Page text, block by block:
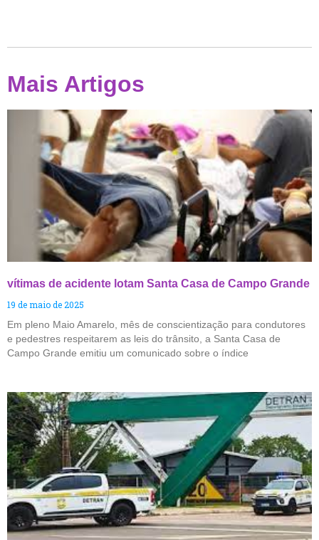
Mais Artigos
vítimas de acidente lotam Santa Casa de Campo Grande
19 de maio de 2025
Em pleno Maio Amarelo, mês de conscientização para condutores
e pedestres respeitarem as leis do trânsito, a Santa Casa de
Campo Grande emitiu um comunicado sobre o índice